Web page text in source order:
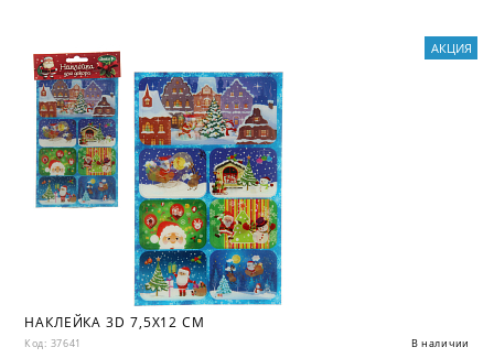
НАКЛЕЙКА 3D 7,5X12 СМ
Код: 37641 В наличии
АКЦИЯ